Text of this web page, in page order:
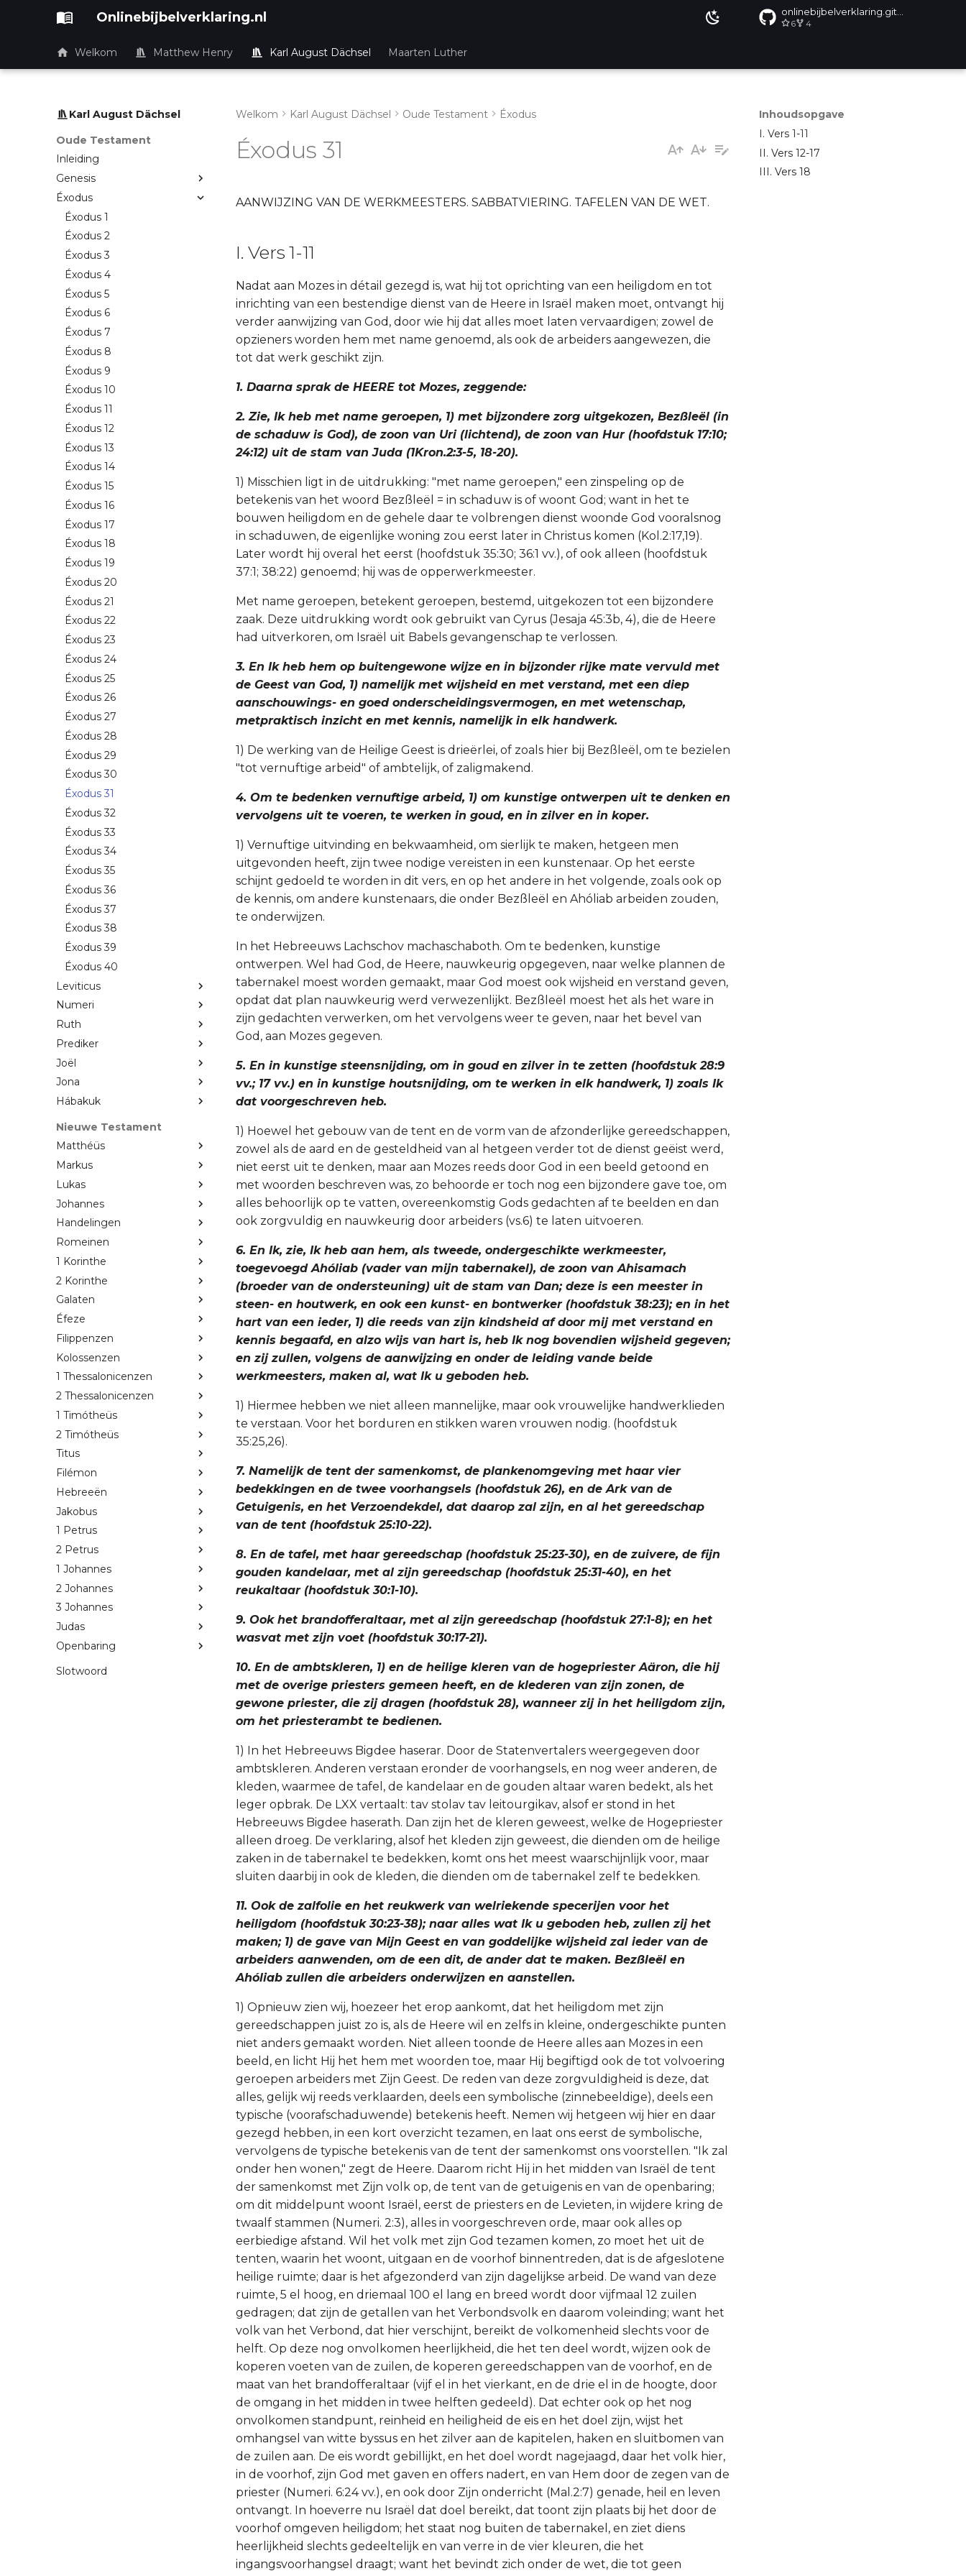
Onlinebijbelverklaring.nl 6 4
Welkom Matthew Henry Karl August Dächsel Maarten Luther
Karl August Dächsel
Oude Testament
Inleiding
Genesis
Éxodus
Éxodus 1
Éxodus 2
Éxodus 3
Éxodus 4
Éxodus 5
Éxodus 6
Éxodus 7
Éxodus 8
Éxodus 9
Éxodus 10
Éxodus 11
Éxodus 12
Éxodus 13
Éxodus 14
Éxodus 15
Éxodus 16
Éxodus 17
Éxodus 18
Éxodus 19
Éxodus 20
Éxodus 21
Éxodus 22
Éxodus 23
Éxodus 24
Éxodus 25
Éxodus 26
Éxodus 27
Éxodus 28
Éxodus 29
Éxodus 30
Éxodus 31
Éxodus 32
Éxodus 33
Éxodus 34
Éxodus 35
Éxodus 36
Éxodus 37
Éxodus 38
Éxodus 39
Éxodus 40
Leviticus
Numeri
Ruth
Prediker
Joël
Jona
Hábakuk
Nieuwe Testament
Matthéüs
Markus
Lukas
Johannes
Handelingen
Romeinen
1 Korinthe
2 Korinthe
Galaten
Éfeze
Filippenzen
Kolossenzen
1 Thessalonicenzen
2 Thessalonicenzen
1 Timótheüs
2 Timótheüs
Titus
Filémon
Hebreeën
Jakobus
1 Petrus
2 Petrus
1 Johannes
2 Johannes
3 Johannes
Judas
Openbaring
Slotwoord
Inhoudsopgave
I. Vers 1-11
II. Vers 12-17
III. Vers 18
Welkom Karl August Dächsel Oude Testament Éxodus
Éxodus 31
AANWIJZING VAN DE WERKMEESTERS. SABBATVIERING. TAFELEN VAN DE WET.
I. Vers 1-11
Nadat aan Mozes in détail gezegd is, wat hij tot oprichting van een heiligdom en tot
inrichting van een bestendige dienst van de Heere in Israël maken moet, ontvangt hij
verder aanwijzing van God, door wie hij dat alles moet laten vervaardigen; zowel de
opzieners worden hem met name genoemd, als ook de arbeiders aangewezen, die
tot dat werk geschikt zijn.
1. Daarna sprak de HEERE tot Mozes, zeggende:
2. Zie, Ik heb met name geroepen, 1) met bijzondere zorg uitgekozen, Bezßleël (in
de schaduw is God), de zoon van Uri (lichtend), de zoon van Hur (hoofdstuk 17:10;
24:12) uit de stam van Juda (1Kron.2:3-5, 18-20).
1) Misschien ligt in de uitdrukking: "met name geroepen," een zinspeling op de
betekenis van het woord Bezßleël = in schaduw is of woont God; want in het te
bouwen heiligdom en de gehele daar te volbrengen dienst woonde God vooralsnog
in schaduwen, de eigenlijke woning zou eerst later in Christus komen (Kol.2:17,19).
Later wordt hij overal het eerst (hoofdstuk 35:30; 36:1 vv.), of ook alleen (hoofdstuk
37:1; 38:22) genoemd; hij was de opperwerkmeester.
Met name geroepen, betekent geroepen, bestemd, uitgekozen tot een bijzondere
zaak. Deze uitdrukking wordt ook gebruikt van Cyrus (Jesaja 45:3b, 4), die de Heere
had uitverkoren, om Israël uit Babels gevangenschap te verlossen.
3. En Ik heb hem op buitengewone wijze en in bijzonder rijke mate vervuld met
de Geest van God, 1) namelijk met wijsheid en met verstand, met een diep
aanschouwings- en goed onderscheidingsvermogen, en met wetenschap,
metpraktisch inzicht en met kennis, namelijk in elk handwerk.
1) De werking van de Heilige Geest is drieërlei, of zoals hier bij Bezßleël, om te bezielen
"tot vernuftige arbeid" of ambtelijk, of zaligmakend.
4. Om te bedenken vernuftige arbeid, 1) om kunstige ontwerpen uit te denken en
vervolgens uit te voeren, te werken in goud, en in zilver en in koper.
1) Vernuftige uitvinding en bekwaamheid, om sierlijk te maken, hetgeen men
uitgevonden heeft, zijn twee nodige vereisten in een kunstenaar. Op het eerste
schijnt gedoeld te worden in dit vers, en op het andere in het volgende, zoals ook op
de kennis, om andere kunstenaars, die onder Bezßleël en Ahóliab arbeiden zouden,
te onderwijzen.
In het Hebreeuws Lachschov machaschaboth. Om te bedenken, kunstige
ontwerpen. Wel had God, de Heere, nauwkeurig opgegeven, naar welke plannen de
tabernakel moest worden gemaakt, maar God moest ook wijsheid en verstand geven,
opdat dat plan nauwkeurig werd verwezenlijkt. Bezßleël moest het als het ware in
zijn gedachten verwerken, om het vervolgens weer te geven, naar het bevel van
God, aan Mozes gegeven.
5. En in kunstige steensnijding, om in goud en zilver in te zetten (hoofdstuk 28:9
vv.; 17 vv.) en in kunstige houtsnijding, om te werken in elk handwerk, 1) zoals Ik
dat voorgeschreven heb.
1) Hoewel het gebouw van de tent en de vorm van de afzonderlijke gereedschappen,
zowel als de aard en de gesteldheid van al hetgeen verder tot de dienst geëist werd,
niet eerst uit te denken, maar aan Mozes reeds door God in een beeld getoond en
met woorden beschreven was, zo behoorde er toch nog een bijzondere gave toe, om
alles behoorlijk op te vatten, overeenkomstig Gods gedachten af te beelden en dan
ook zorgvuldig en nauwkeurig door arbeiders (vs.6) te laten uitvoeren.
6. En Ik, zie, Ik heb aan hem, als tweede, ondergeschikte werkmeester,
toegevoegd Ahóliab (vader van mijn tabernakel), de zoon van Ahisamach
(broeder van de ondersteuning) uit de stam van Dan; deze is een meester in
steen- en houtwerk, en ook een kunst- en bontwerker (hoofdstuk 38:23); en in het
hart van een ieder, 1) die reeds van zijn kindsheid af door mij met verstand en
kennis begaafd, en alzo wijs van hart is, heb Ik nog bovendien wijsheid gegeven;
en zij zullen, volgens de aanwijzing en onder de leiding vande beide
werkmeesters, maken al, wat Ik u geboden heb.
1) Hiermee hebben we niet alleen mannelijke, maar ook vrouwelijke handwerklieden
te verstaan. Voor het borduren en stikken waren vrouwen nodig. (hoofdstuk
35:25,26).
7. Namelijk de tent der samenkomst, de plankenomgeving met haar vier
bedekkingen en de twee voorhangsels (hoofdstuk 26), en de Ark van de
Getuigenis, en het Verzoendekdel, dat daarop zal zijn, en al het gereedschap
van de tent (hoofdstuk 25:10-22).
8. En de tafel, met haar gereedschap (hoofdstuk 25:23-30), en de zuivere, de fijn
gouden kandelaar, met al zijn gereedschap (hoofdstuk 25:31-40), en het
reukaltaar (hoofdstuk 30:1-10).
9. Ook het brandofferaltaar, met al zijn gereedschap (hoofdstuk 27:1-8); en het
wasvat met zijn voet (hoofdstuk 30:17-21).
10. En de ambtskleren, 1) en de heilige kleren van de hogepriester Aäron, die hij
met de overige priesters gemeen heeft, en de klederen van zijn zonen, de
gewone priester, die zij dragen (hoofdstuk 28), wanneer zij in het heiligdom zijn,
om het priesterambt te bedienen.
1) In het Hebreeuws Bigdee haserar. Door de Statenvertalers weergegeven door
ambtskleren. Anderen verstaan eronder de voorhangsels, en nog weer anderen, de
kleden, waarmee de tafel, de kandelaar en de gouden altaar waren bedekt, als het
leger opbrak. De LXX vertaalt: tav stolav tav leitourgikav, alsof er stond in het
Hebreeuws Bigdee haserath. Dan zijn het de kleren geweest, welke de Hogepriester
alleen droeg. De verklaring, alsof het kleden zijn geweest, die dienden om de heilige
zaken in de tabernakel te bedekken, komt ons het meest waarschijnlijk voor, maar
sluiten daarbij in ook de kleden, die dienden om de tabernakel zelf te bedekken.
11. Ook de zalfolie en het reukwerk van welriekende specerijen voor het
heiligdom (hoofdstuk 30:23-38); naar alles wat Ik u geboden heb, zullen zij het
maken; 1) de gave van Mijn Geest en van goddelijke wijsheid zal ieder van de
arbeiders aanwenden, om de een dit, de ander dat te maken. Bezßleël en
Ahóliab zullen die arbeiders onderwijzen en aanstellen.
1) Opnieuw zien wij, hoezeer het erop aankomt, dat het heiligdom met zijn
gereedschappen juist zo is, als de Heere wil en zelfs in kleine, ondergeschikte punten
niet anders gemaakt worden. Niet alleen toonde de Heere alles aan Mozes in een
beeld, en licht Hij het hem met woorden toe, maar Hij begiftigd ook de tot volvoering
geroepen arbeiders met Zijn Geest. De reden van deze zorgvuldigheid is deze, dat
alles, gelijk wij reeds verklaarden, deels een symbolische (zinnebeeldige), deels een
typische (voorafschaduwende) betekenis heeft. Nemen wij hetgeen wij hier en daar
gezegd hebben, in een kort overzicht tezamen, en laat ons eerst de symbolische,
vervolgens de typische betekenis van de tent der samenkomst ons voorstellen. "Ik zal
onder hen wonen," zegt de Heere. Daarom richt Hij in het midden van Israël de tent
der samenkomst met Zijn volk op, de tent van de getuigenis en van de openbaring;
om dit middelpunt woont Israël, eerst de priesters en de Levieten, in wijdere kring de
twaalf stammen (Numeri. 2:3), alles in voorgeschreven orde, maar ook alles op
eerbiedige afstand. Wil het volk met zijn God tezamen komen, zo moet het uit de
tenten, waarin het woont, uitgaan en de voorhof binnentreden, dat is de afgeslotene
heilige ruimte; daar is het afgezonderd van zijn dagelijkse arbeid. De wand van deze
ruimte, 5 el hoog, en driemaal 100 el lang en breed wordt door vijfmaal 12 zuilen
gedragen; dat zijn de getallen van het Verbondsvolk en daarom voleinding; want het
volk van het Verbond, dat hier verschijnt, bereikt de volkomenheid slechts voor de
helft. Op deze nog onvolkomen heerlijkheid, die het ten deel wordt, wijzen ook de
koperen voeten van de zuilen, de koperen gereedschappen van de voorhof, en de
maat van het brandofferaltaar (vijf el in het vierkant, en de drie el in de hoogte, door
de omgang in het midden in twee helften gedeeld). Dat echter ook op het nog
onvolkomen standpunt, reinheid en heiligheid de eis en het doel zijn, wijst het
omhangsel van witte byssus en het zilver aan de kapitelen, haken en sluitbomen van
de zuilen aan. De eis wordt gebillijkt, en het doel wordt nagejaagd, daar het volk hier,
in de voorhof, zijn God met gaven en offers nadert, en van Hem door de zegen van de
priester (Numeri. 6:24 vv.), en ook door Zijn onderricht (Mal.2:7) genade, heil en leven
ontvangt. In hoeverre nu Israël dat doel bereikt, dat toont zijn plaats bij het door de
voorhof omgeven heiligdom; het staat nog buiten de tabernakel, en ziet diens
heerlijkheid slechts gedeeltelijk en van verre in de vier kleuren, die het
ingangsvoorhangsel draagt; want het bevindt zich onder de wet, die tot geen